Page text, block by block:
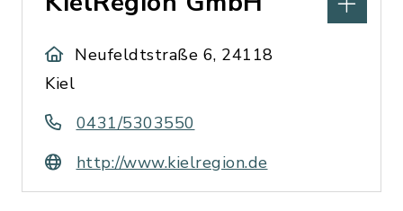
Neufeldtstraße 6, 24118
Kiel
0431/5303550
http://www.kielregion.de